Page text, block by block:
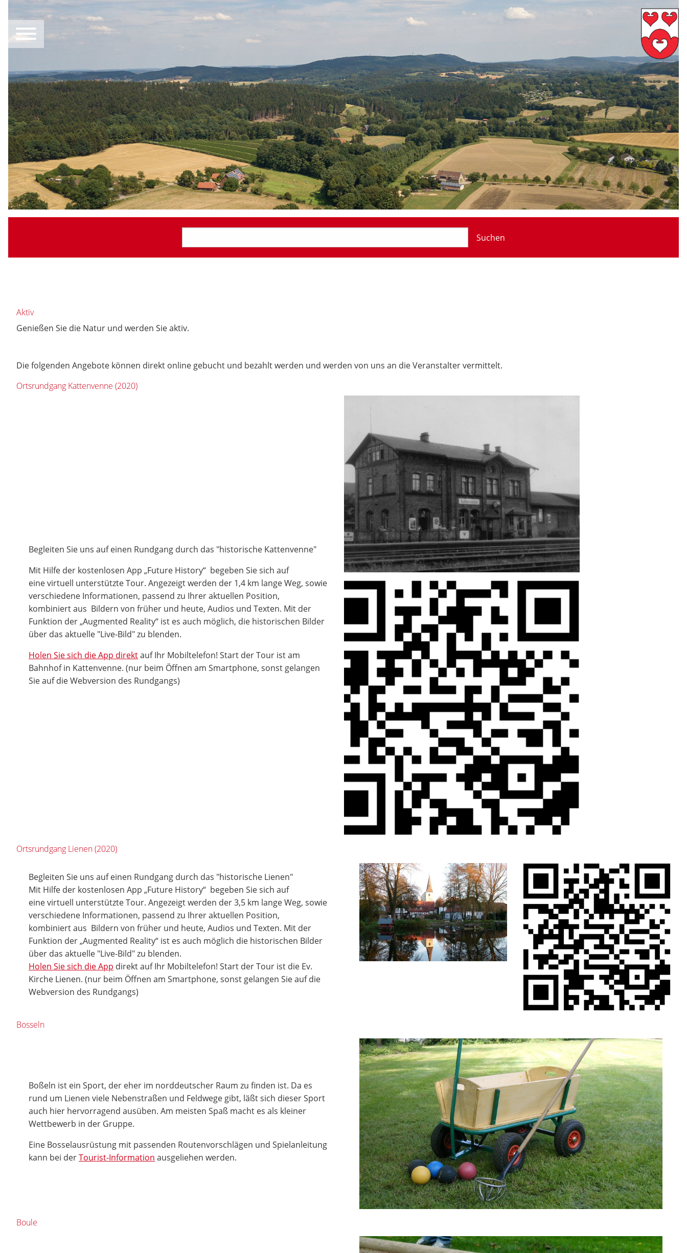
Suchen
Aktiv
Genießen Sie die Natur und werden Sie aktiv.
Die folgenden Angebote können direkt online gebucht und bezahlt werden und werden von uns an die Veranstalter vermittelt.
Ortsrundgang Kattenvenne (2020)
Begleiten Sie uns auf einen Rundgang durch das "historische Kattenvenne"
Mit Hilfe der kostenlosen App „Future History“ begeben Sie sich auf
eine virtuell unterstützte Tour. Angezeigt werden der 1,4 km lange Weg, sowie
verschiedene Informationen, passend zu Ihrer aktuellen Position,
kombiniert aus Bildern von früher und heute, Audios und Texten. Mit der
Funktion der „Augmented Reality“ ist es auch möglich, die historischen Bilder
über das aktuelle "Live-Bild" zu blenden.
Holen Sie sich die App direktauf Ihr Mobiltelefon! Start der Tour ist am
Bahnhof in Kattenvenne. (nur beim Öffnen am Smartphone, sonst gelangen
Sie auf die Webversion des Rundgangs)
Ortsrundgang Lienen (2020)
Begleiten Sie uns auf einen Rundgang durch das "historische Lienen"
Mit Hilfe der kostenlosen App „Future History“ begeben Sie sich auf
eine virtuell unterstützte Tour. Angezeigt werden der 3,5 km lange Weg, sowie
verschiedene Informationen, passend zu Ihrer aktuellen Position,
kombiniert aus Bildern von früher und heute, Audios und Texten. Mit der
Funktion der „Augmented Reality“ ist es auch möglich die historischen Bilder
über das aktuelle "Live-Bild" zu blenden.
Holen Sie sich die App direkt auf Ihr Mobiltelefon! Start der Tour ist die Ev.
Kirche Lienen. (nur beim Öffnen am Smartphone, sonst gelangen Sie auf die
Webversion des Rundgangs)
Bosseln
Boßeln ist ein Sport, der eher im norddeutscher Raum zu finden ist. Da es
rund um Lienen viele Nebenstraßen und Feldwege gibt, läßt sich dieser Sport
auch hier hervorragend ausüben. Am meisten Spaß macht es als kleiner
Wettbewerb in der Gruppe.
Eine Bosselausrüstung mit passenden Routenvorschlägen und Spielanleitung
kann bei derTourist-Information ausgeliehen werden.
Boule